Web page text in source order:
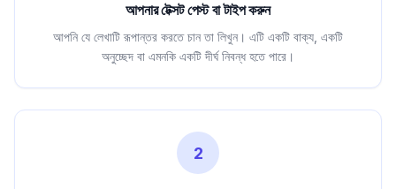
আপনার টেক্সট পেস্ট বা টাইপ করুন
আপনি যে লেখাটি রূপান্তর করতে চান তা লিখুন। এটি একটি বাক্য, একটি
অনুচ্ছেদ বা এমনকি একটি দীর্ঘ নিবন্ধ হতে পারে।
2